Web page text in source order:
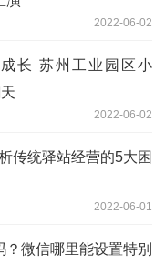
2022-06-02
长 苏州工业园区小
2022-06-02
传统驿站经营的5大困
2022-06-01
微信哪里能设置特别